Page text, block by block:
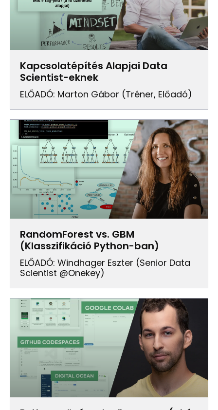
Kapcsolatépítés Alapjai Data
Scientist-eknek
ELŐADÓ: Marton Gábor (Tréner, Előadó)
RandomForest vs. GBM
(Klasszifikáció Python-ban)
ELŐADÓ: Windhager Eszter (Senior Data
Scientist @Onekey)